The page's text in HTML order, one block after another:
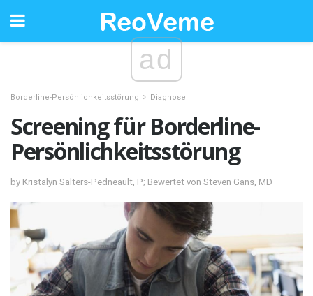
ad
Borderline-Persönlichkeitsstörung Diagnose
Screening für Borderline-
Persönlichkeitsstörung
by Kristalyn Salters-Pedneault, P; Bewertet von Steven Gans, MD